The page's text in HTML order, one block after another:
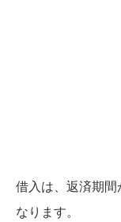
借入は、返済期間
なります。